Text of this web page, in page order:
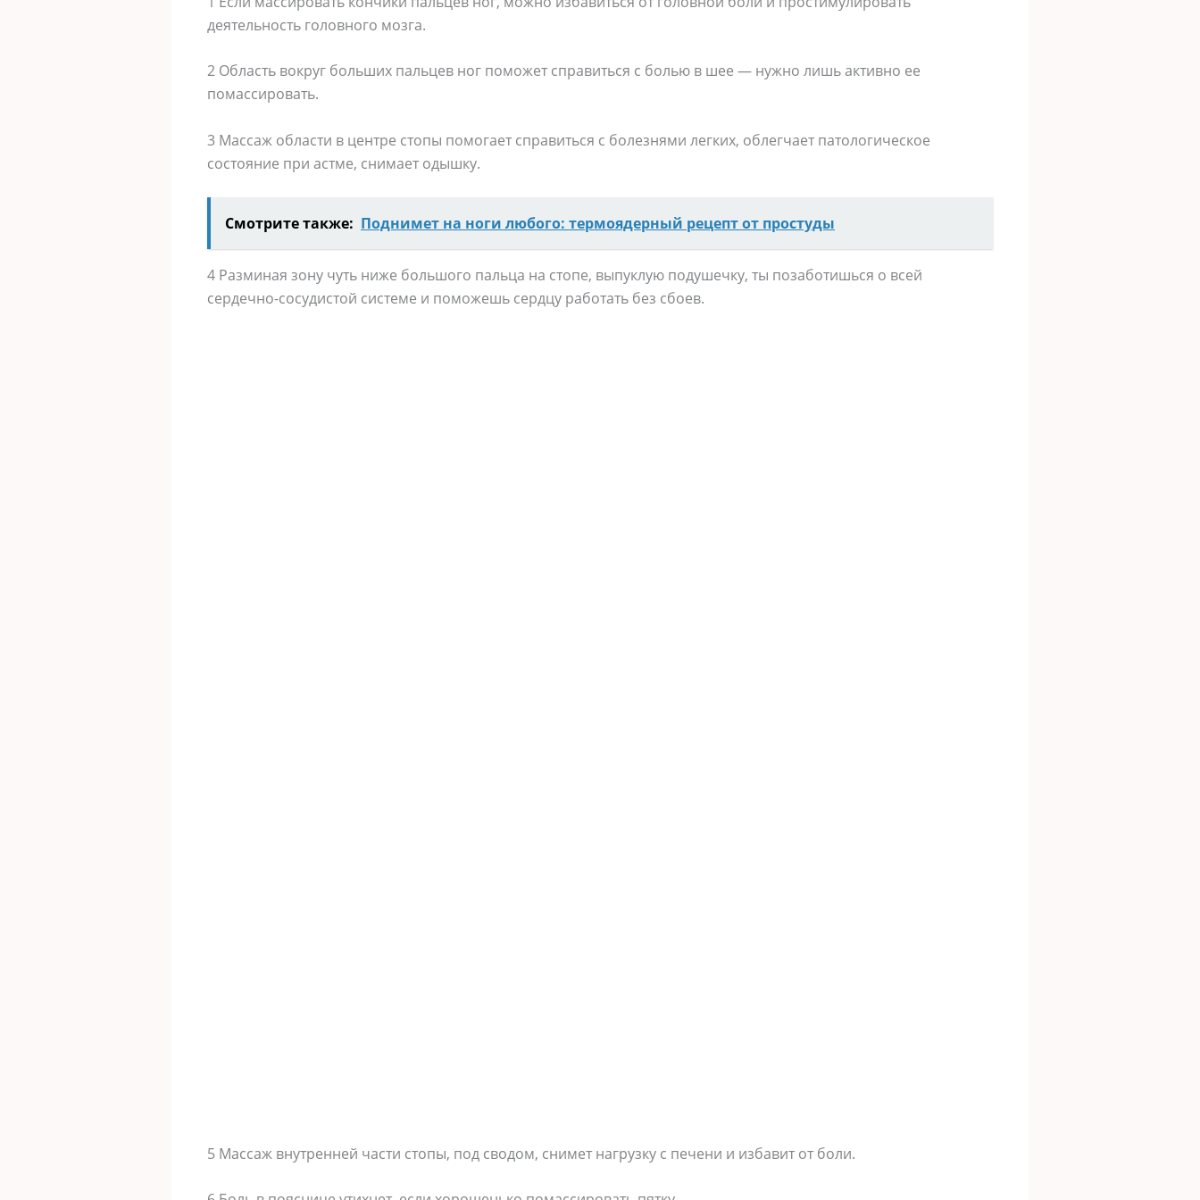
деятельность головного мозга.
2 Область вокруг больших пальцев ног поможет справиться с болью в шее — нужно лишь активно ее
помассировать.
3 Массаж области в центре стопы помогает справиться с болезнями легких, облегчает патологическое
состояние при астме, снимает одышку.
Смотрите также: Поднимет на ноги любого: термоядерный рецепт от простуды
4 Разминая зону чуть ниже большого пальца на стопе, выпуклую подушечку, ты позаботишься о всей
сердечно-сосудистой системе и поможешь сердцу работать без сбоев.
5 Массаж внутренней части стопы, под сводом, снимет нагрузку с печени и избавит от боли.